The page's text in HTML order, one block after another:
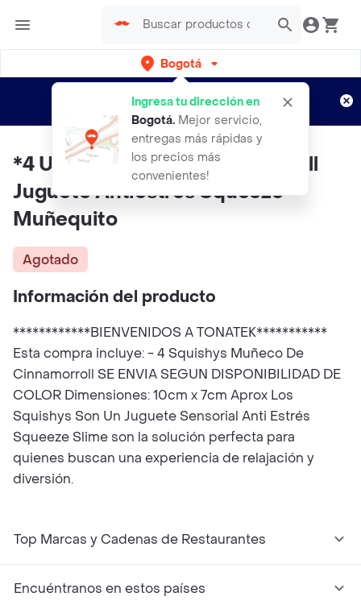
Bogotá
Ingresa tu dirección en
Bogotá. Mejor servicio,
entregas más rápidas y
los precios más
convenientes!
envíos gratis por semanas
Aplican TyC
*4 Und Squishy De Cinnamorroll
Juguete Antiestrés Squeeze
Muñequito
Agotado
Información del producto
************BIENVENIDOS A TONATEK***********
Esta compra incluye: - 4 Squishys Muñeco De
Cinnamorroll SE ENVIA SEGUN DISPONIBILIDAD DE
COLOR Dimensiones: 10cm x 7cm Aprox Los
Squishys Son Un Juguete Sensorial Anti Estrés
Squeeze Slime son la solución perfecta para
quienes buscan una experiencia de relajación y
diversión.
Top Marcas y Cadenas de Restaurantes
Encuéntranos en estos países